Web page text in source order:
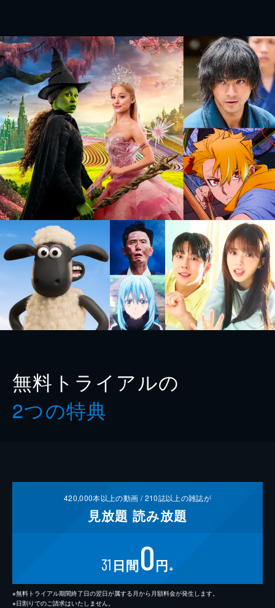
無料トライアルの
2つの特典
420,000本以上の動画 /210誌以上の雑誌が
見放題 読み放題
31 日間0円 ※
※無料トライアル期間終了日の翌日が属する月から月額料金が発生します。
※日割りでのご請求はいたしません。